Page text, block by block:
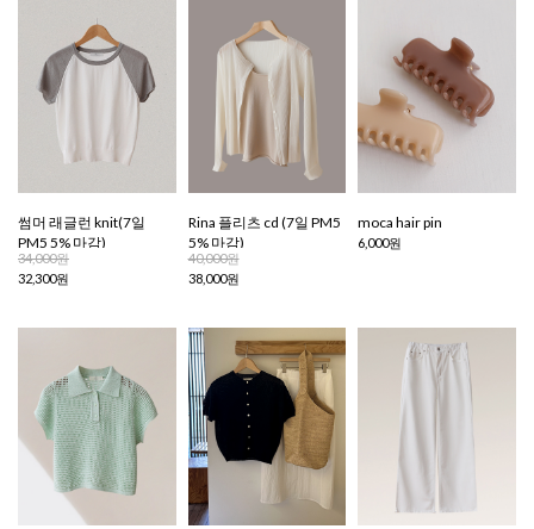
썸머 래글런 knit(7일
PM5 5% 마감)
34,000원
32,300원
Rina 플리츠 cd (7일 PM5
5% 마감)
40,000원
38,000원
moca hair pin
6,000원